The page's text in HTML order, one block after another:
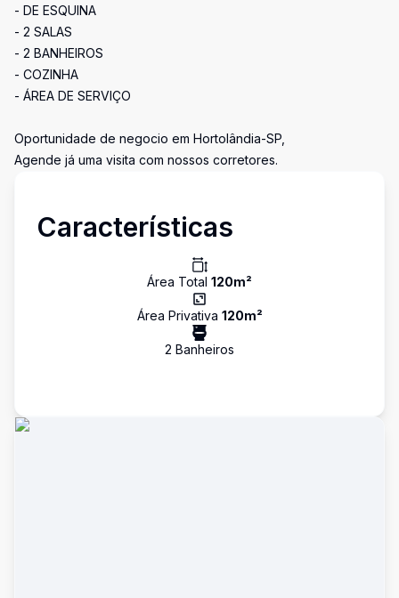
- DE ESQUINA
- 2 SALAS
- 2 BANHEIROS
- COZINHA
- ÁREA DE SERVIÇO
Oportunidade de negocio em Hortolândia-SP,
Agende já uma visita com nossos corretores.
Características
Área Total 120m²
Área Privativa 120m²
2 Banheiros